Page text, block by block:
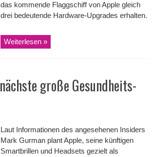
das kommende Flaggschiff von Apple gleich
drei bedeutende Hardware-Upgrades erhalten.
Weiterlesen »
große Gesundheits-
Laut Informationen des angesehenen Insiders
Mark Gurman plant Apple, seine künftigen
Smartbrillen und Headsets gezielt als